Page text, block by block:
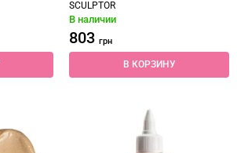
SCULPTOR
В наличии
803 грн
В КОРЗИНУ